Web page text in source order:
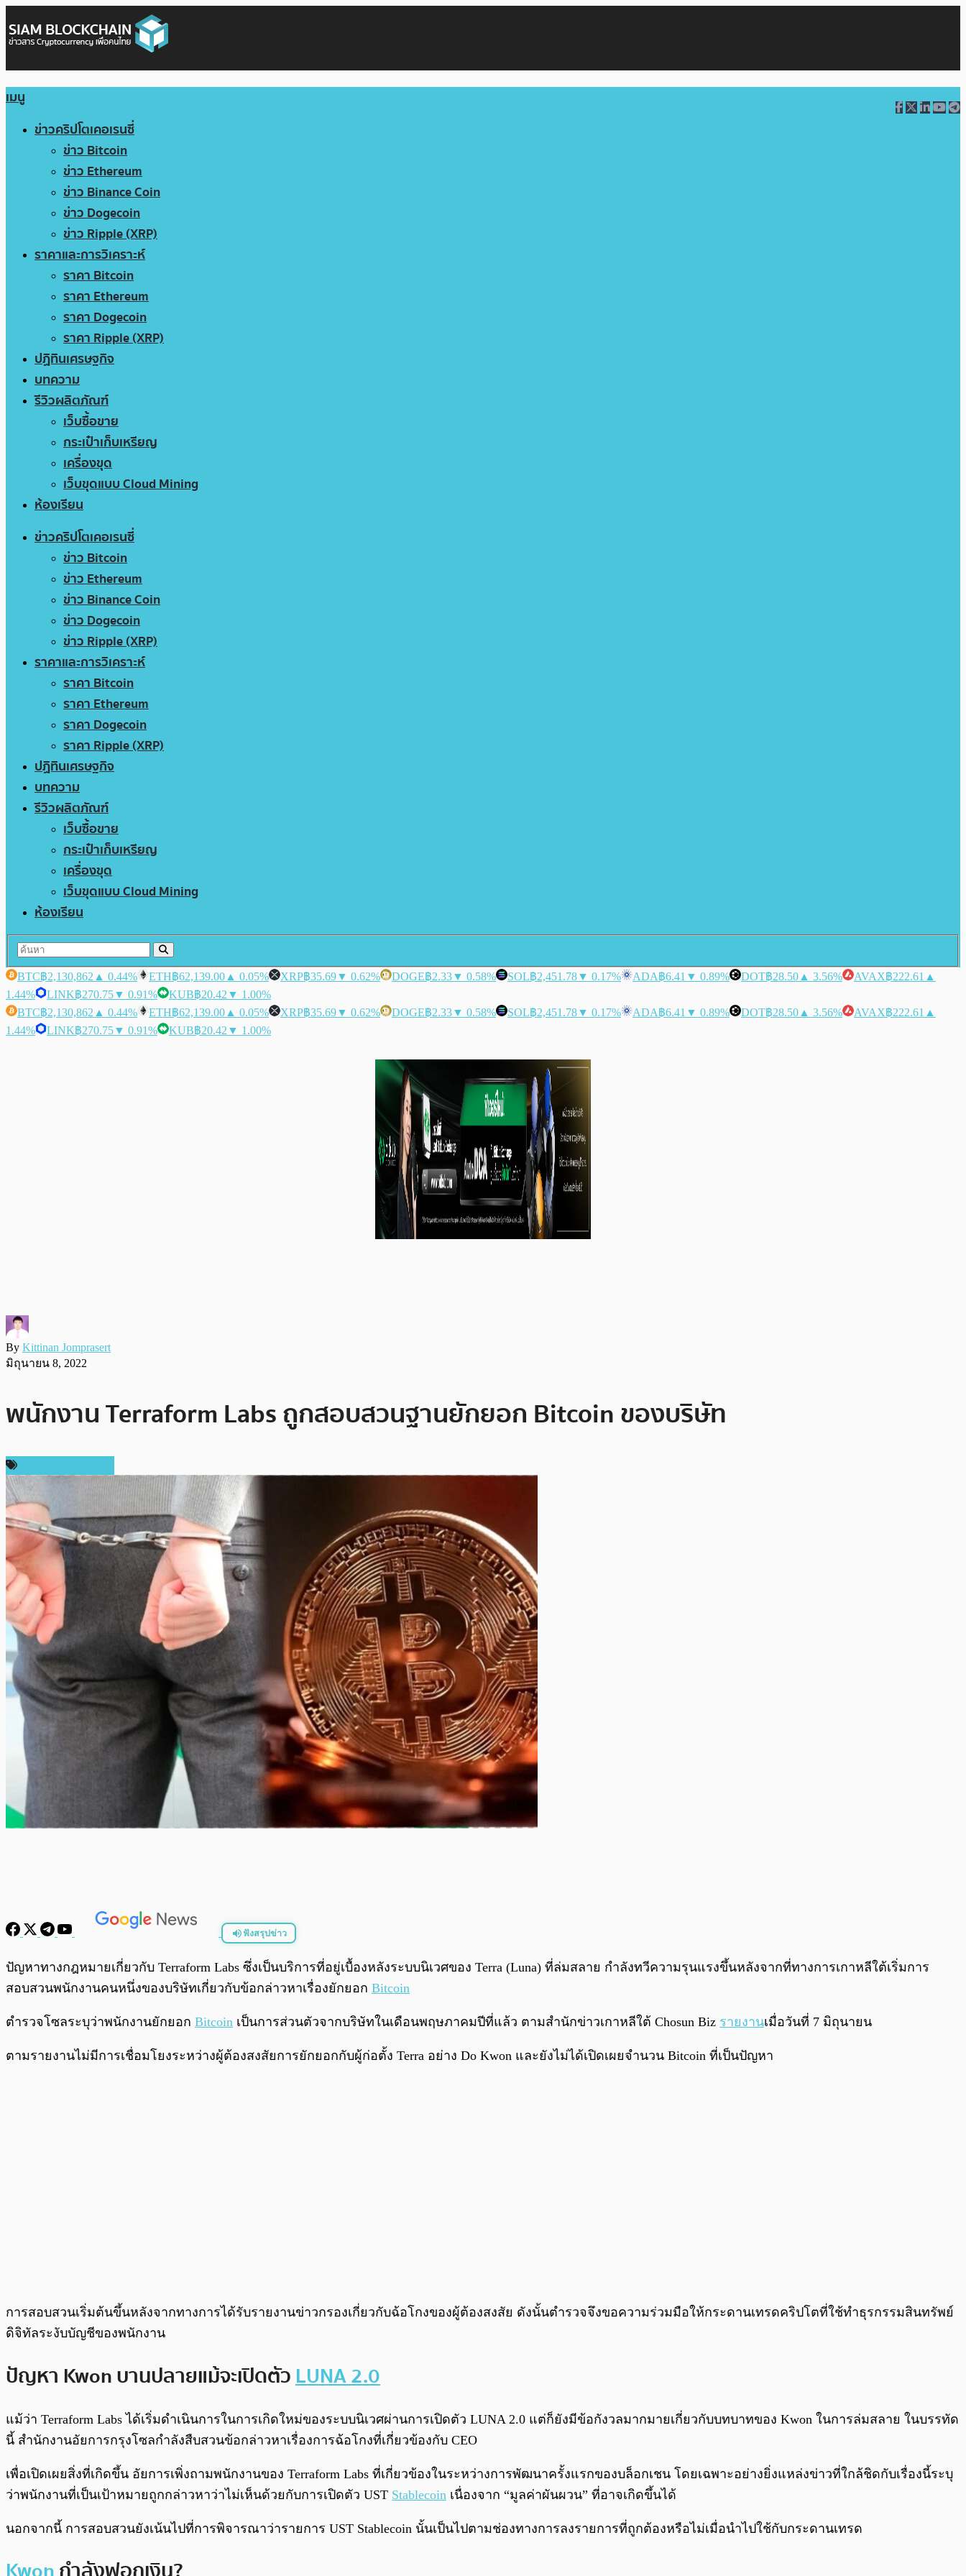
เมนู
ข่าวคริปโตเคอเรนซี่
ข่าว Bitcoin
ข่าว Ethereum
ข่าว Binance Coin
ข่าว Dogecoin
ข่าว Ripple (XRP)
ราคาและการวิเคราะห์
ราคา Bitcoin
ราคา Ethereum
ราคา Dogecoin
ราคา Ripple (XRP)
ปฏิทินเศรษฐกิจ
บทความ
รีวิวผลิตภัณฑ์
เว็บซื้อขาย
กระเป๋าเก็บเหรียญ
เครื่องขุด
เว็บขุดแบบ Cloud Mining
ห้องเรียน
ข่าวคริปโตเคอเรนซี่
ข่าว Bitcoin
ข่าว Ethereum
ข่าว Binance Coin
ข่าว Dogecoin
ข่าว Ripple (XRP)
ราคาและการวิเคราะห์
ราคา Bitcoin
ราคา Ethereum
ราคา Dogecoin
ราคา Ripple (XRP)
ปฏิทินเศรษฐกิจ
บทความ
รีวิวผลิตภัณฑ์
เว็บซื้อขาย
กระเป๋าเก็บเหรียญ
เครื่องขุด
เว็บขุดแบบ Cloud Mining
ห้องเรียน
BTC฿2,130,862 ▲ 0.44% ETH฿62,139.00 ▲ 0.05% XRP฿35.69▼ 0.62% DOGE฿2.33▼ 0.58% SOL฿2,451.78▼ 0.17% ADA฿6.41 ▼ 0.89% DOT฿28.50 ▲ 3.56% AVAX฿222.61 ▲
1.44%
LINK฿270.75▼ 0.91% KUB฿20.42 ▼ 1.00%
BTC฿2,130,862 ▲ 0.44% ETH฿62,139.00 ▲ 0.05% XRP฿35.69▼ 0.62% DOGE฿2.33▼ 0.58% SOL฿2,451.78▼ 0.17% ADA฿6.41 ▼ 0.89% DOT฿28.50 ▲ 3.56% AVAX฿222.61 ▲
1.44%
LINK฿270.75▼ 0.91% KUB฿20.42 ▼ 1.00%
By Kittinan Jomprasert
มิถุนายน 8, 2022
พนักงาน Terraform Labs ถูกสอบสวนฐานยักยอก Bitcoin ของบริษัท
ฟังสรุปข่าว
0:00 /0:00
ปัญหาทางกฎหมายเกี่ยวกับ Terraform Labs ซึ่งเป็นบริการที่อยู่เบื้องหลังระบบนิเวศของ Terra (Luna) ที่ล่มสลาย กำลังทวีความรุนแรงขึ้นหลังจากที่ทางการเกาหลีใต้เริ่มการ
สอบสวนพนักงานคนหนึ่งของบริษัทเกี่ยวกับข้อกล่าวหาเรื่องยักยอก Bitcoin
ตำรวจโซลระบุว่าพนักงานยักยอก Bitcoin เป็นการส่วนตัวจากบริษัทในเดือนพฤษภาคมปีที่แล้ว ตามสำนักข่าวเกาหลีใต้ Chosun Biz รายงานเมื่อวันที่ 7 มิถุนายน
ตามรายงานไม่มีการเชื่อมโยงระหว่างผู้ต้องสงสัยการยักยอกกับผู้ก่อตั้ง Terra อย่าง Do Kwon และยังไม่ได้เปิดเผยจำนวน Bitcoin ที่เป็นปัญหา
การสอบสวนเริ่มต้นขึ้นหลังจากทางการได้รับรายงานข่าวกรองเกี่ยวกับฉ้อโกงของผู้ต้องสงสัย ดังนั้นตำรวจจึงขอความร่วมมือให้กระดานเทรดคริปโตที่ใช้ทำธุรกรรมสินทรัพย์
ดิจิทัลระงับบัญชีของพนักงาน
ปัญหา Kwon บานปลายแม้จะเปิดตัวLUNA 2.0
แม้ว่า Terraform Labs ได้เริ่มดำเนินการในการเกิดใหม่ของระบบนิเวศผ่านการเปิดตัว LUNA 2.0 แต่ก็ยังมีข้อกังวลมากมายเกี่ยวกับบทบาทของ Kwon ในการล่มสลาย ในบรรทัด
นี้ สำนักงานอัยการกรุงโซลกำลังสืบสวนข้อกล่าวหาเรื่องการฉ้อโกงที่เกี่ยวข้องกับ CEO
เพื่อเปิดเผยสิ่งที่เกิดขึ้น อัยการเพิ่งถามพนักงานของ Terraform Labs ที่เกี่ยวข้องในระหว่างการพัฒนาครั้งแรกของบล็อกเชน โดยเฉพาะอย่างยิ่งแหล่งข่าวที่ใกล้ชิดกับเรื่องนี้ระบุ
ว่าพนักงานที่เป็นเป้าหมายถูกกล่าวหาว่าไม่เห็นด้วยกับการเปิดตัว UST Stablecoin เนื่องจาก “มูลค่าผันผวน” ที่อาจเกิดขึ้นได้
นอกจากนี้ การสอบสวนยังเน้นไปที่การพิจารณาว่ารายการ UST Stablecoin นั้นเป็นไปตามช่องทางการลงรายการที่ถูกต้องหรือไม่เมื่อนำไปใช้กับกระดานเทรด